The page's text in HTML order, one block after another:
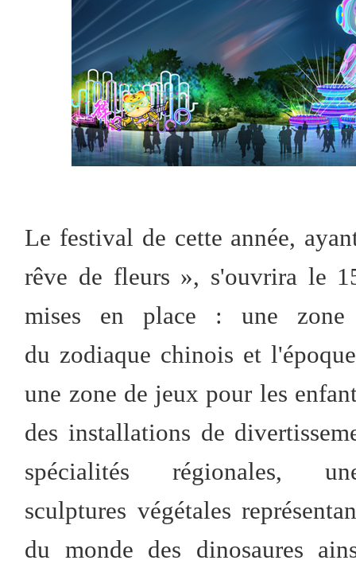
Le festival de cette année,
rêve de fleurs », s'ouvrira le
mises en place : une zone
du zodiaque chinois et
une zone de jeux pour les
des installations de
spécialités régionales,
sculptures végétales
du monde des dinosaures